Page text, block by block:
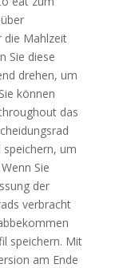
die Mahlzeit
Sie diese
drehen, um
können
das
speichern, um
Sie
der
verbracht
speichern. Mit
am Ende